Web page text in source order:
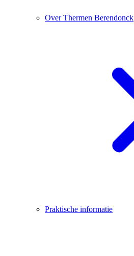
Over Thermen Berendonck
Praktische informatie